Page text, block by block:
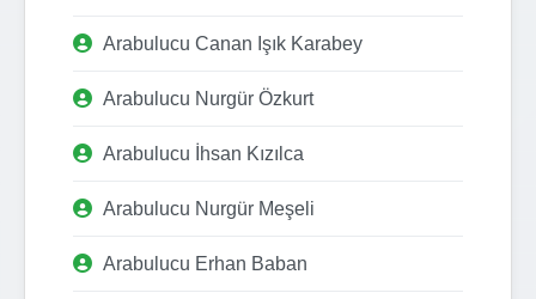
Arabulucu Canan Işık Karabey
Arabulucu Nurgür Özkurt
Arabulucu İhsan Kızılca
Arabulucu Nurgür Meşeli
Arabulucu Erhan Baban